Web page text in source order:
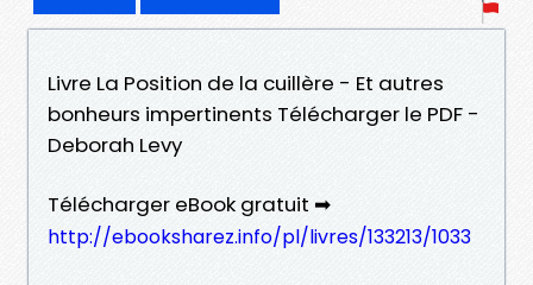
Livre La Position de la cuillère - Et autres
bonheurs impertinents Télécharger le PDF -
Deborah Levy
Télécharger eBook gratuit ➡
http://ebooksharez.info/pl/livres/133213/1033